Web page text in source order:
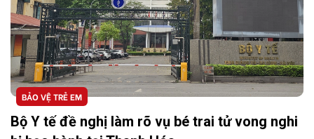
BẢO VỆ TRẺ EM
Bộ Y tế đề nghị làm rõ vụ bé trai tử vong nghi